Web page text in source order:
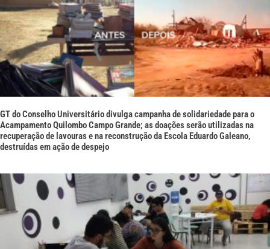
GT do Conselho Universitário divulga campanha de solidariedade para o
Acampamento Quilombo Campo Grande; as doações serão utilizadas na
recuperação de lavouras e na reconstrução da Escola Eduardo Galeano,
destruídas em ação de despejo